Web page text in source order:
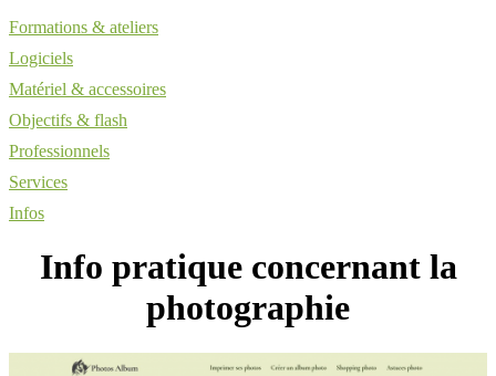
Formations & ateliers
Logiciels
Matériel & accessoires
Objectifs & flash
Professionnels
Services
Infos
Info pratique concernant la
photographie